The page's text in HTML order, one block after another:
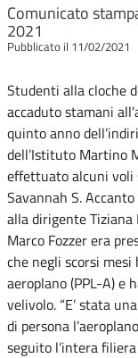
Comunicato
2021
Pubblicato il 11/02/2021
Studenti alla cloche
accaduto stamani
quinto anno
dell’Istituto Martino
effettuato alcuni voli
Savannah S.
alla dirigente Tiziana
Marco Fozzer era
che negli scorsi
aeroplano (PPL-A) e
velivolo. “E’ stata
di persona
seguito l’intera